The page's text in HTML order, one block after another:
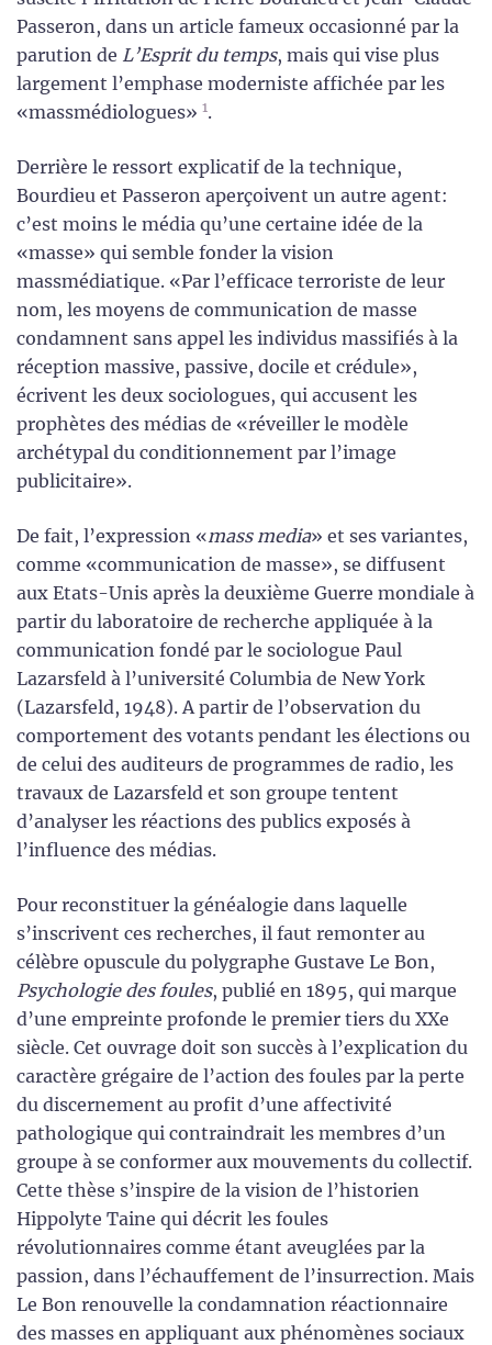
Passeron, dans un article fameux occasionné par la
parution de L’Esprit du temps, mais qui vise plus
largement l’emphase moderniste affichée par les
«massmédiologues» 1.
Derrière le ressort explicatif de la technique,
Bourdieu et Passeron aperçoivent un autre agent:
c’est moins le média qu’une certaine idée de la
«masse» qui semble fonder la vision
massmédiatique. «Par l’efficace terroriste de leur
nom, les moyens de communication de masse
condamnent sans appel les individus massifiés à la
réception massive, passive, docile et crédule»,
écrivent les deux sociologues, qui accusent les
prophètes des médias de «réveiller le modèle
archétypal du conditionnement par l’image
publicitaire».
De fait, l’expression «mass media» et ses variantes,
comme «communication de masse», se diffusent
aux Etats-Unis après la deuxième Guerre mondiale à
partir du laboratoire de recherche appliquée à la
communication fondé par le sociologue Paul
Lazarsfeld à l’université Columbia de New York
(Lazarsfeld, 1948). A partir de l’observation du
comportement des votants pendant les élections ou
de celui des auditeurs de programmes de radio, les
travaux de Lazarsfeld et son groupe tentent
d’analyser les réactions des publics exposés à
l’influence des médias.
Pour reconstituer la généalogie dans laquelle
s’inscrivent ces recherches, il faut remonter au
célèbre opuscule du polygraphe Gustave Le Bon,
Psychologie des foules, publié en 1895, qui marque
d’une empreinte profonde le premier tiers du XXe
siècle. Cet ouvrage doit son succès à l’explication du
caractère grégaire de l’action des foules par la perte
du discernement au profit d’une affectivité
pathologique qui contraindrait les membres d’un
groupe à se conformer aux mouvements du collectif.
Cette thèse s’inspire de la vision de l’historien
Hippolyte Taine qui décrit les foules
révolutionnaires comme étant aveuglées par la
passion, dans l’échauffement de l’insurrection. Mais
Le Bon renouvelle la condamnation réactionnaire
des masses en appliquant aux phénomènes sociaux